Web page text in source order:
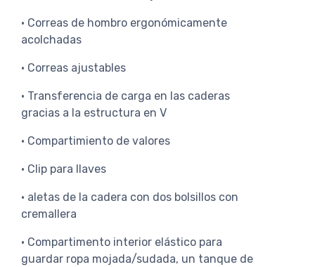
• Correas de hombro ergonómicamente
acolchadas
• Correas ajustables
• Transferencia de carga en las caderas
gracias a la estructura en V
• Compartimiento de valores
• Clip para llaves
• aletas de la cadera con dos bolsillos con
cremallera
• Compartimento interior elástico para
guardar ropa mojada/sudada, un tanque de